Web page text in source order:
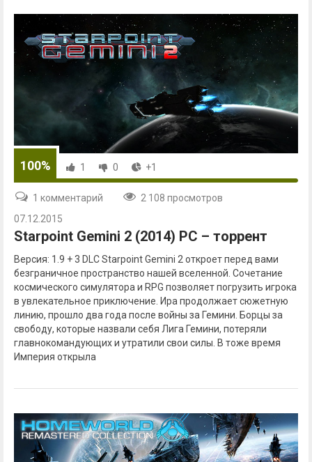
100% 1 0 +1
1 комментарий
2 108 просмотров
07.12.2015
Starpoint Gemini 2 (2014) PC – торрент
Версия: 1.9 + 3 DLC Starpoint Gemini 2 откроет перед вами
безграничное пространство нашей вселенной. Сочетание
космического симулятора и RPG позволяет погрузить игрока
в увлекательное приключение. Ира продолжает сюжетную
линию, прошло два года после войны за Гемини. Борцы за
свободу, которые назвали себя Лига Гемини, потеряли
главнокомандующих и утратили свои силы. В тоже время
Империя открыла